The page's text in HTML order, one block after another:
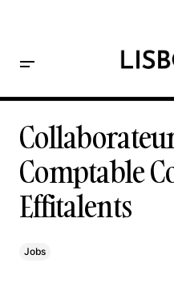
Home Collaborateur·rice
Comptable
Effitalents
Jobs